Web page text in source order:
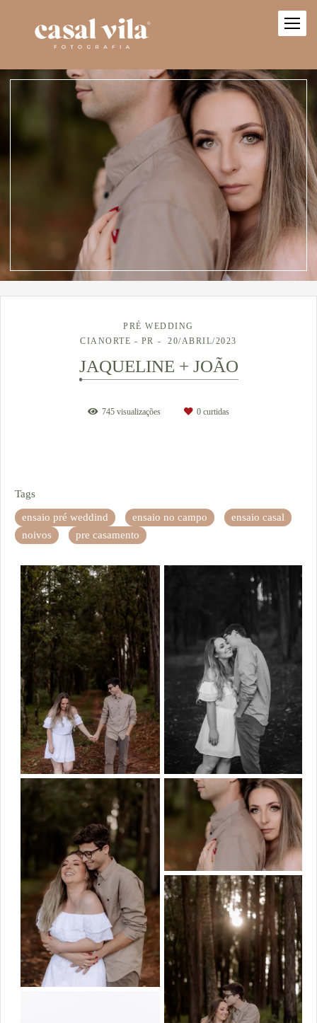
PRÉ WEDDING
CIANORTE - PR
20/ABRIL/2023
JAQUELINE + JOÃO
745 visualizações 0 curtidas
Tags
ensaio pré weddind ensaio no campo
ensaio casal
noivos
pre casamento